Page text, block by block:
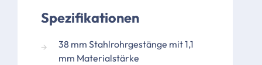
Spezifikationen
38 mm Stahlrohrgestänge mit 1,1
mm Materialstärke